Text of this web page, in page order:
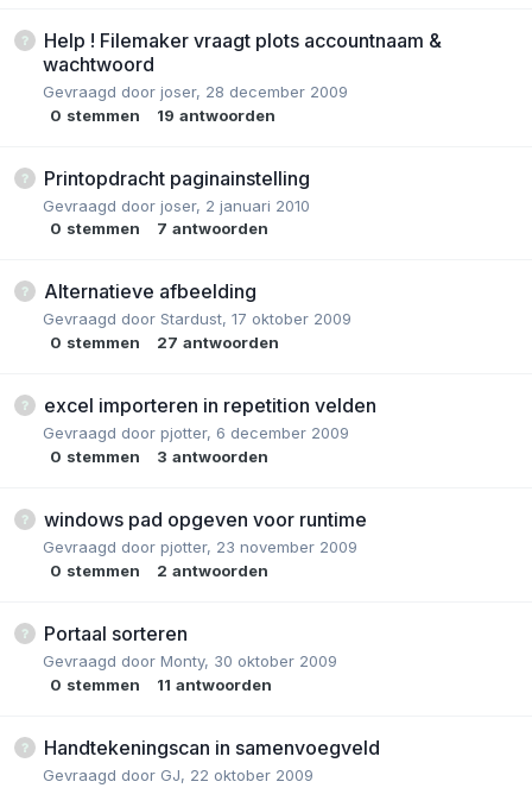
Help ! Filemaker vraagt plots accountnaam &
wachtwoord
Gevraagd door joser, 28 december 2009
0 stemmen 19 antwoorden
Printopdracht paginainstelling
Gevraagd door joser, 2 januari 2010
0 stemmen 7 antwoorden
Alternatieve afbeelding
Gevraagd door Stardust, 17 oktober 2009
0 stemmen 27 antwoorden
excel importeren in repetition velden
Gevraagd door pjotter, 6 december 2009
0 stemmen 3 antwoorden
windows pad opgeven voor runtime
Gevraagd door pjotter, 23 november 2009
0 stemmen 2 antwoorden
Portaal sorteren
Gevraagd door Monty, 30 oktober 2009
0 stemmen 11 antwoorden
Handtekeningscan in samenvoegveld
Gevraagd door GJ, 22 oktober 2009